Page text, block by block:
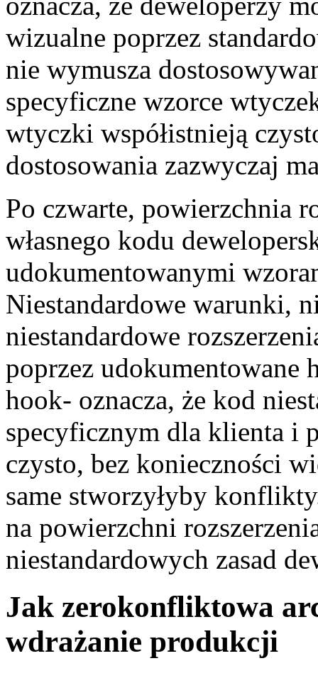
wizualne poprzez
nie wymusza
specyficzne wzorce
wtyczki współistnieją
dostosowania zazwyczaj
Po czwarte, powierzchnia
własnego kodu
udokumentowanymi
Niestandardowe warunki,
niestandardowe
poprzez udokumentowane
hook- oznacza, że kod
specyficznym dla klienta i
czysto, bez konieczności
same stworzyłyby
na powierzchni
niestandardowych zasad
Jak zerokonfliktowa
wdrażanie produkcji